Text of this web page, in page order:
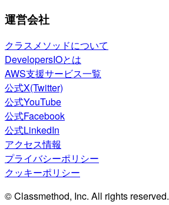
運営会社
クラスメソッドについて
DevelopersIOとは
AWS支援サービス一覧
公式X(Twitter)
公式YouTube
公式Facebook
公式LinkedIn
アクセス情報
プライバシーポリシー
クッキーポリシー
© Classmethod, Inc. All rights reserved.